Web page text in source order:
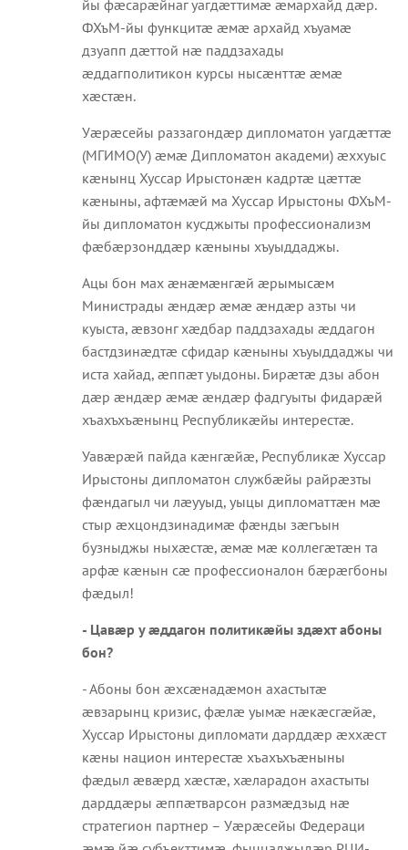
йы фæсарæйнаг уагдæттимæ æмархайд дæр.
ФХъМ-йы функцитæ æмæ архайд хъуамæ
дзуапп дæттой нæ паддзахады
æддагполитикон курсы нысæнттæ æмæ
хæстæн.
Уæрæсейы раззагондæр дипломатон уагдæттæ
(МГИМО(У) æмæ Дипломатон академи) æххуыс
кæнынц Хуссар Ирыстонæн кадртæ цæттæ
кæныны, афтæмæй ма Хуссар Ирыстоны ФХъМ-
йы дипломатон кусджыты профессионализм
фæбæрзонддæр кæныны хъуыддаджы.
Ацы бон мах æнæмæнгæй æрымысæм
Министрады æндæр æмæ æндæр азты чи
куыста, æвзонг хæдбар паддзахады æддагон
бастдзинæдтæ сфидар кæныны хъуыддаджы чи
иста хайад, æппæт уыдоны. Бирæтæ дзы абон
дæр æндæр æмæ æндæр фадгуыты фидарæй
хъахъхъæнынц Республикæйы интерестæ.
Уавæрæй пайда кæнгæйæ, Республикæ Хуссар
Ирыстоны дипломатон службæйы райрæзты
фæндагыл чи лæууыд, уыцы дипломаттæн мæ
стыр æхцондзинадимæ фæнды зæгъын
бузныджы ныхæстæ, æмæ мæ коллегæтæн та
арфæ кæнын сæ профессионалон бæрæгбоны
фæдыл!
- Цавæр у æддагон политикæйы здæхт абоны
бон?
- Абоны бон æхсæнадæмон ахастытæ
æвзарынц кризис, фæлæ уымæ нæкæсгæйæ,
Хуссар Ирыстоны дипломати дарддæр æххæст
кæны национ интерестæ хъахъхъæныны
фæдыл æвæрд хæстæ, хæларадон ахастыты
дарддæры æппæтварсон размæдзыд нæ
стратегион партнер – Уæрæсейы Федераци